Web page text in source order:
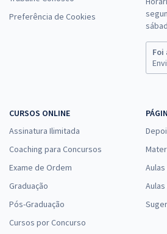
Preferência de Cookies
Foi
CURSOS ONLINE
Assinatura Ilimitada
Coaching para Concursos
Exame de Ordem
Graduação
Pós-Graduação
Cursos por Concurso
Aulas